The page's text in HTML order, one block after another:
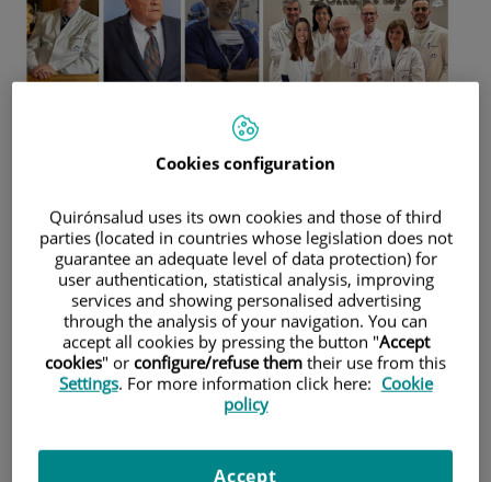
El Instituto del Corazón Teknon lidera un estudio que
ayudará a minimizar el riesgo de muerte súbita en
pacientes que padecen miocardiopatía hipertrófica
La detección de cicatrices en el miocardio por resonancia
magnética cardíaca permite identificar tratamientos que
minimizan este riesgo.
Cookies configuration
Quirónsalud uses its own cookies and those of third
parties (located in countries whose legislation does not
guarantee an adequate level of data protection) for
user authentication, statistical analysis, improving
services and showing personalised advertising
through the analysis of your navigation. You can
accept all cookies by pressing the button "Accept
cookies" or configure/refuse them their use from this
Settings. For more information click here: Cookie
policy
Accept